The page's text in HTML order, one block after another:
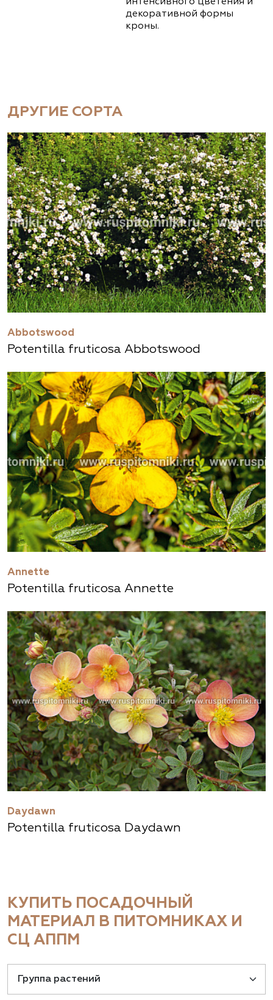
интенсивного цветения и
декоративной формы
кроны.
ДРУГИЕ СОРТА
Abbotswood
Potentilla fruticosa Abbotswood
Annette
Potentilla fruticosa Annette
Daydawn
Potentilla fruticosa Daydawn
КУПИТЬ ПОСАДОЧНЫЙ
МАТЕРИАЛ В ПИТОМНИКАХ И
СЦ АППМ